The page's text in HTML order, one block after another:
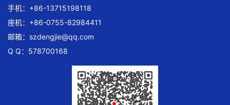
手机：+86-13715198118
座机：+86-0755-82984411
邮箱： szdengjie@qq.com
Q Q：578700168